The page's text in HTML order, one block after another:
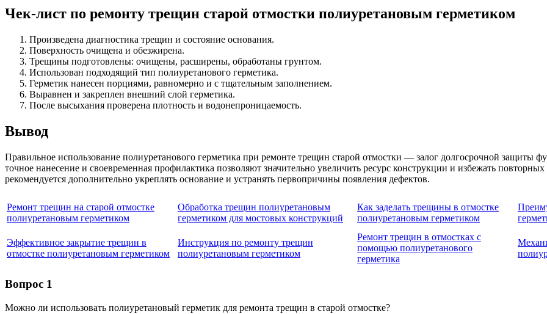
Чек-лист по ремонту трещин старой отмостки полиуретановым герметиком
Произведена диагностика трещин и состояние основания.
Поверхность очищена и обезжирена.
Трещины подготовлены: очищены, расширены, обработаны грунтом.
Использован подходящий тип полиуретанового герметика.
Герметик нанесен порциями, равномерно и с тщательным заполнением.
Выравнен и закреплен внешний слой герметика.
После высыхания проверена плотность и водонепроницаемость.
Вывод
Правильное использование полиуретанового герметика при ремонте трещин старой отмостки — залог долгосрочной защиты
точное нанесение и своевременная профилактика позволяют значительно увеличить ресурс конструкции и избежать
рекомендуется дополнительно укреплять основание и устранять первопричины появления дефектов.
Ремонт трещин на старой отмостке
полиуретановым герметиком
Обработка трещин полиуретановым
герметиком для мостовых конструкций
Как заделать трещины в отмостке
полиуретановым герметиком
Эффективное закрытие трещин в
отмостке полиуретановым герметиком
Инструкция по ремонту трещин
полиуретановым герметиком
Ремонт трещин в отмостках с
помощью полиуретанового
герметика
Вопрос 1
Можно ли использовать полиуретановый герметик для ремонта трещин в старой отмостке?